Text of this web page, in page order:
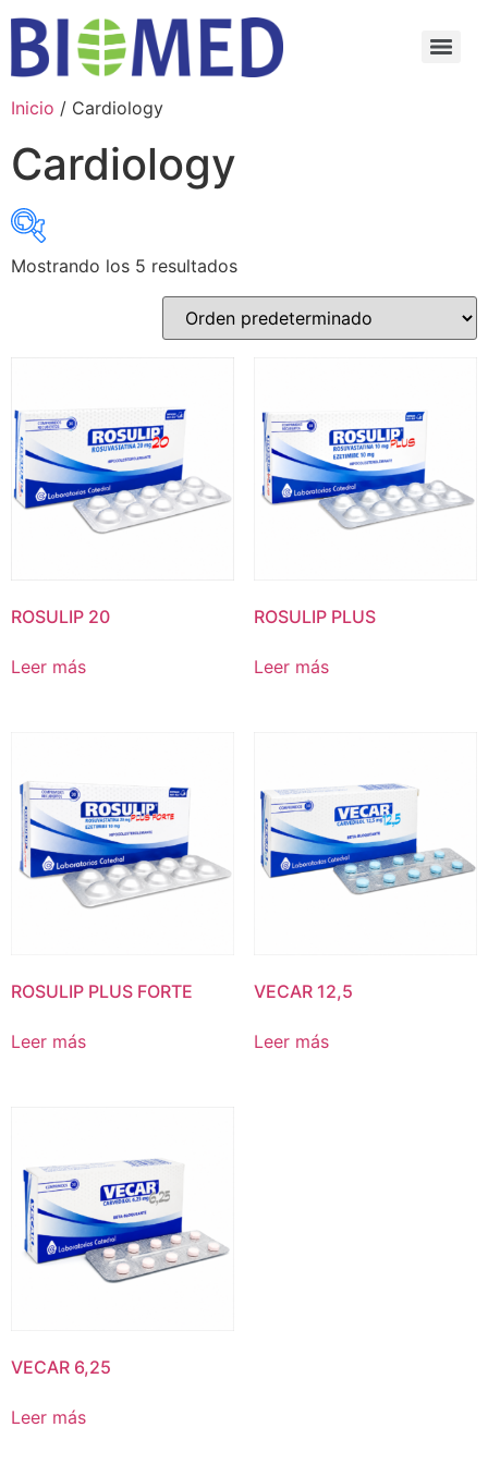
Inicio / Cardiology
Cardiology
Select category
Select Active Ingredients
Mostrando los 5 resultados
ROSULIP 20
Leer más
ROSULIP PLUS
Leer más
ROSULIP PLUS FORTE
Leer más
VECAR 12,5
Leer más
VECAR 6,25
Leer más